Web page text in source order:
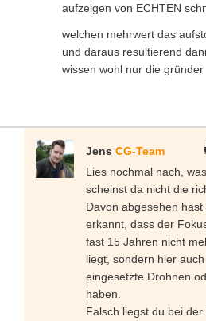
aufzeigen von ECHTEN
welchen mehrwert das
und daraus resultierend
wissen wohl nur die gründer
Jens CG-Team
Lies nochmal nach,
scheinst da nicht die
Davon abgesehen
erkannt, dass der
fast 15 Jahren nicht
liegt, sondern hier
eingesetzte Drohnen
haben.
Falsch liegst du bei